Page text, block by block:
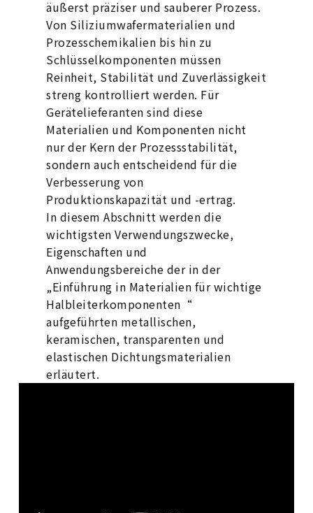
äußerst präziser und sauberer Prozess.
Von Siliziumwafermaterialien und
Prozesschemikalien bis hin zu
Schlüsselkomponenten müssen
Reinheit, Stabilität und Zuverlässigkeit
streng kontrolliert werden. Für
Gerätelieferanten sind diese
Materialien und Komponenten nicht
nur der Kern der Prozessstabilität,
sondern auch entscheidend für die
Verbesserung von
Produktionskapazität und -ertrag.
In diesem Abschnitt werden die
wichtigsten Verwendungszwecke,
Eigenschaften und
Anwendungsbereiche der in der
„Einführung in Materialien für wichtige
Halbleiterkomponenten“
aufgeführten metallischen,
keramischen, transparenten und
elastischen Dichtungsmaterialien
erläutert.